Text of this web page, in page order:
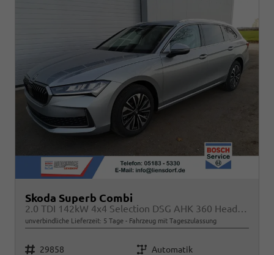
Skoda Superb Combi
2.0 TDI 142kW 4x4 Selection DSG AHK 360 Head Up Pano
unverbindliche Lieferzeit: 5 Tage Fahrzeug mit Tageszulassung
Fahrzeugnr. 29858 Getriebe Automatik